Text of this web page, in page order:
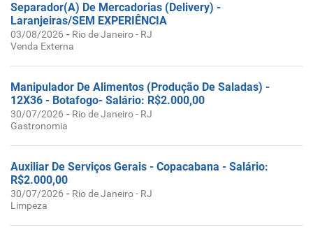
Separador(A) De Mercadorias (Delivery) -
Laranjeiras/SEM EXPERIÊNCIA
03/08/2026 - Rio de Janeiro - RJ
Venda Externa
Manipulador De Alimentos (Produção De Saladas) -
12X36 - Botafogo- Salário: R$2.000,00
30/07/2026 - Rio de Janeiro - RJ
Gastronomia
Auxiliar De Serviços Gerais - Copacabana - Salário:
R$2.000,00
30/07/2026 - Rio de Janeiro - RJ
Limpeza